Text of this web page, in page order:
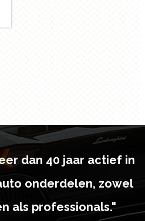
dan 40 jaar actief in
onderdelen, zowel
als professionals."